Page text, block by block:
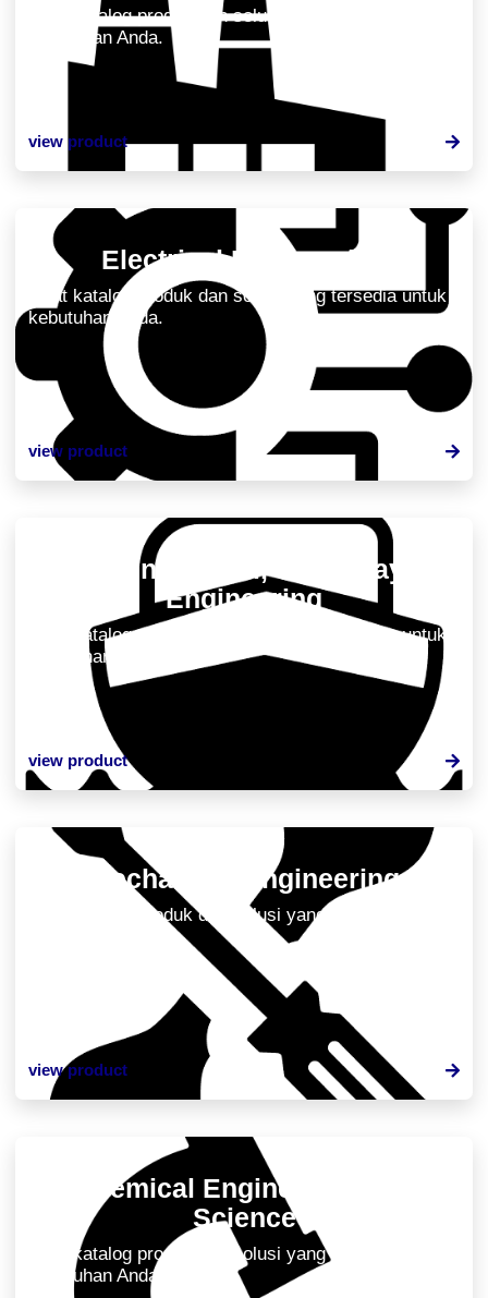
Lihat katalog produk dan solusi yang tersedia untuk
kebutuhan Anda.
view product
Electrical Engineering
Lihat katalog produk dan solusi yang tersedia untuk
kebutuhan Anda.
view product
Marine, Naval, & Railway
Engineering
Lihat katalog produk dan solusi yang tersedia untuk
kebutuhan Anda.
view product
Mechanical Engineering
Lihat katalog produk dan solusi yang tersedia untuk
view product
Chemical Engineering and
Science
Lihat katalog produk dan solusi yang tersedia untuk
kebutuhan Anda.